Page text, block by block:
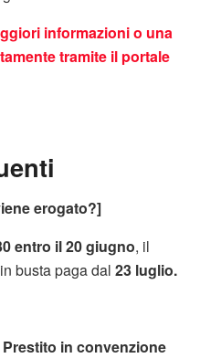
informazioni o una
tramite il portale
erogato?]
entro il 20 giugno, il
busta paga dal 23 luglio.
Prestito in convenzione